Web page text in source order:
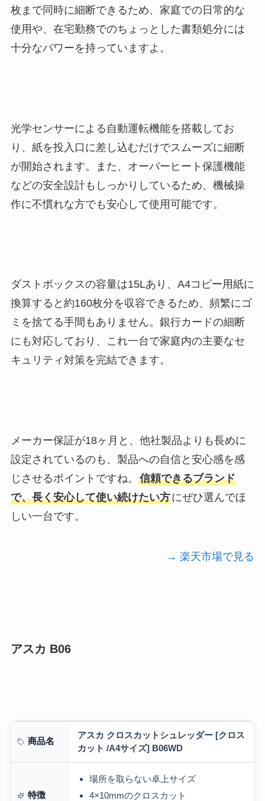
枚まで同時に細断できるため、家庭での日常的な
使用や、在宅勤務でのちょっとした書類処分には
十分なパワーを持っていますよ。
光学センサーによる自動運転機能を搭載してお
り、紙を投入口に差し込むだけでスムーズに細断
が開始されます。また、オーバーヒート保護機能
などの安全設計もしっかりしているため、機械操
作に不慣れな方でも安心して使用可能です。
ダストボックスの容量は15Lあり、A4コピー用紙に
換算すると約160枚分を収容できるため、頻繁にゴ
ミを捨てる手間もありません。銀行カードの細断
にも対応しており、これ一台で家庭内の主要なセ
キュリティ対策を完結できます。
メーカー保証が18ヶ月と、他社製品よりも長めに
設定されているのも、製品への自信と安心感を感
じさせるポイントですね。 信頼できるブランド
で、長く安心して使い続けたい方にぜひ選んでほ
しい一台です。
→ 楽天市場で見る
アスカ B06
商品名
アスカ クロスカットシュレッダー [クロス
カット /A4サイズ] B06WD
特徴
場所を取らない卓上サイズ
4×10mmのクロスカット